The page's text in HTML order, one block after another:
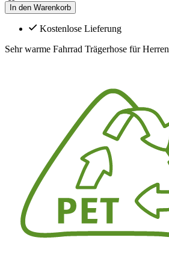
In den Warenkorb
Kostenlose Lieferung
Sehr warme Fahrrad Trägerhose für Herren